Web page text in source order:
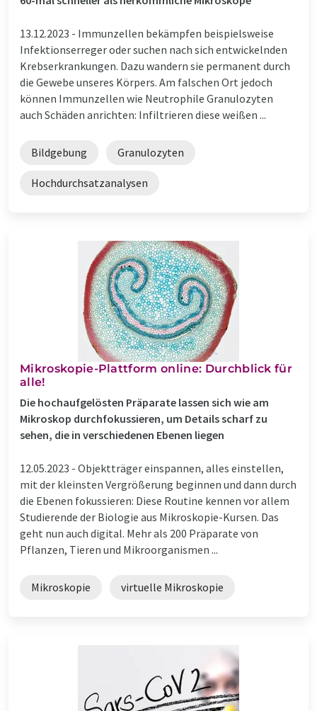
13.12.2023 - Immunzellen bekämpfen beispielsweise
Infektionserreger oder suchen nach sich entwickelnden
Krebserkrankungen. Dazu wandern sie permanent durch
die Gewebe unseres Körpers. Am falschen Ort jedoch
können Immunzellen wie Neutrophile Granulozyten
auch Schäden anrichten: Infiltrieren diese weißen ...
Bildgebung Granulozyten
Hochdurchsatzanalysen
Mikroskopie-Plattform online: Durchblick für
alle!
Die hochaufgelösten Präparate lassen sich wie am
Mikroskop durchfokussieren, um Details scharf zu
sehen, die in verschiedenen Ebenen liegen
12.05.2023 - Objektträger einspannen, alles einstellen,
mit der kleinsten Vergrößerung beginnen und dann durch
die Ebenen fokussieren: Diese Routine kennen vor allem
Studierende der Biologie aus Mikroskopie-Kursen. Das
geht nun auch digital. Mehr als 200 Präparate von
Pflanzen, Tieren und Mikroorganismen ...
Mikroskopie virtuelle Mikroskopie